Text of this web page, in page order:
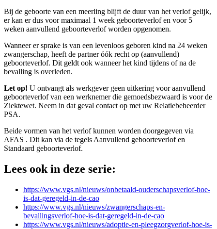
Bij de geboorte van een meerling blijft de duur van het verlof gelijk,
er kan er dus voor maximaal 1 week geboorteverlof en voor 5
weken aanvullend geboorteverlof worden opgenomen.
Wanneer er sprake is van een levenloos geboren kind na 24 weken
zwangerschap, heeft de partner óók recht op (aanvullend)
geboorteverlof. Dit geldt ook wanneer het kind tijdens of na de
bevalling is overleden.
Let op! U ontvangt als werkgever geen uitkering voor aanvullend
geboorteverlof van een werknemer die gemoedsbezwaard is voor de
Ziektewet. Neem in dat geval contact op met uw Relatiebeheerder
PSA.
Beide vormen van het verlof kunnen worden doorgegeven via
AFAS . Dit kan via de tegels Aanvullend geboorteverlof en
Standaard geboorteverlof.
Lees ook in deze serie:
https://www.vgs.nl/nieuws/onbetaald-ouderschapsverlof-hoe-
is-dat-geregeld-in-de-cao
https://www.vgs.nl/nieuws/zwangerschaps-en-
bevallingsverlof-hoe-is-dat-geregeld-in-de-cao
https://www.vgs.nl/nieuws/adoptie-en-pleegzorgverlof-hoe-is-